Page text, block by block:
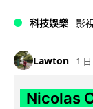
科技娛樂 影
Lawton 1 日
Nicolas